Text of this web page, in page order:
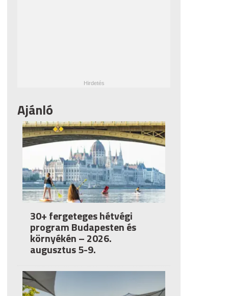
Ajánló
30+ fergeteges hétvégi
program Budapesten és
környékén – 2026.
augusztus 5-9.